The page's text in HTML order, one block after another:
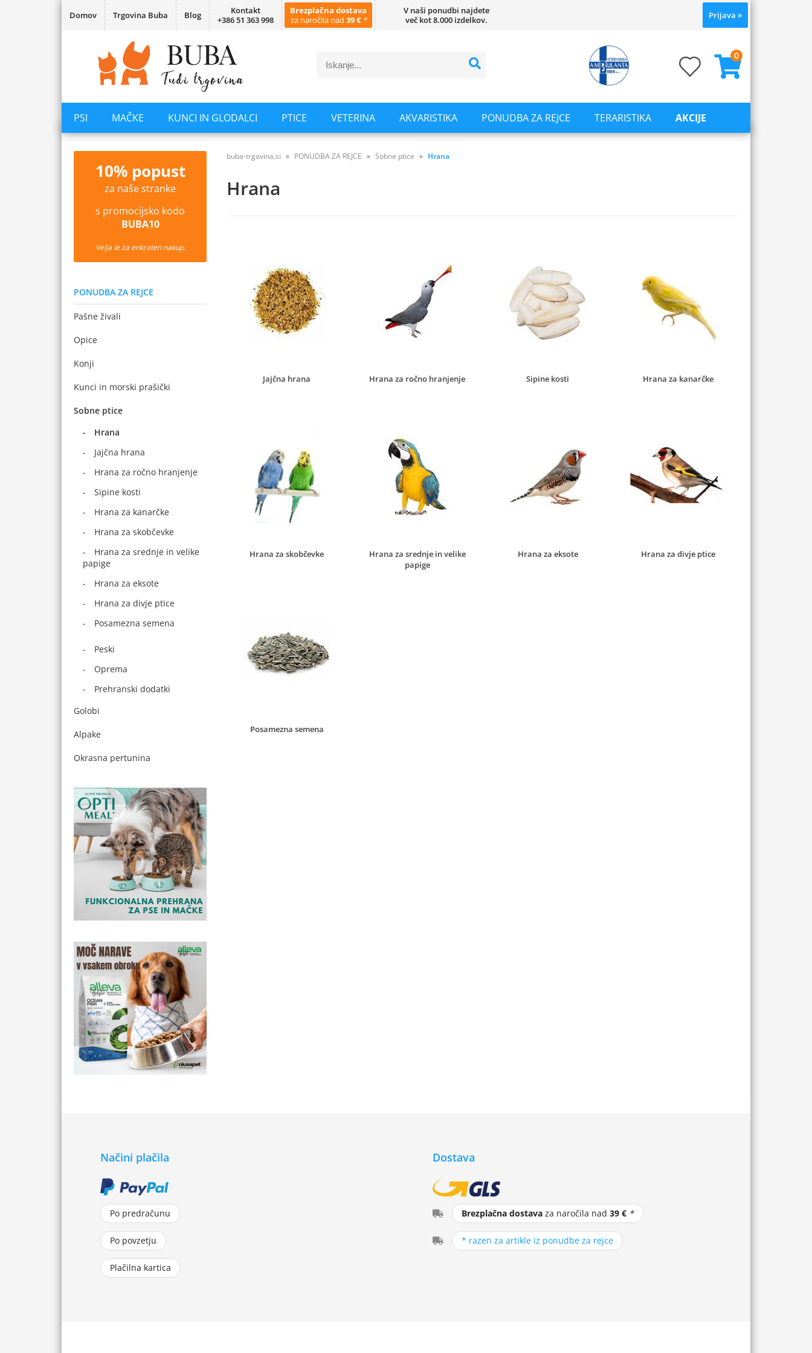
Domov Trgovina Buba Blog
Kontakt
+386 51 363 998
Brezplačna dostava
za naročila nad 39 € *
V naši ponudbi najdete
več kot 8.000 izdelkov.
Prijava »
0
PSI MAČKE KUNCI IN GLODALCI PTICE VETERINA AKVARISTIKA PONUDBA ZA REJCE TERARISTIKA AKCIJE
10% popust
za naše stranke
s promocijsko kodo
BUBA10
Velja le za enkraten nakup.
PONUDBA ZA REJCE
Pašne živali
Opice
Konji
Kunci in morski prašički
Sobne ptice
Hrana
Jajčna hrana
Hrana za ročno hranjenje
Sipine kosti
Hrana za kanarčke
Hrana za skobčevke
Hrana za srednje in velike
papige
Hrana za eksote
Hrana za divje ptice
Posamezna semena
Peski
Oprema
Prehranski dodatki
Golobi
Alpake
Okrasna pertunina
buba-trgovina.si PONUDBA ZA REJCE Sobne ptice Hrana
Hrana
Jajčna hrana Hrana za ročno hranjenje Sipine kosti Hrana za kanarčke
Hrana za skobčevke
Hrana za srednje in velike
papige
Hrana za eksote Hrana za divje ptice
Posamezna semena
Načini plačila
Po predračunu
Po povzetju
Plačilna kartica
Dostava
Brezplačna dostavaza naročila nad 39 € *
* razen za artikle iz ponudbe za rejce